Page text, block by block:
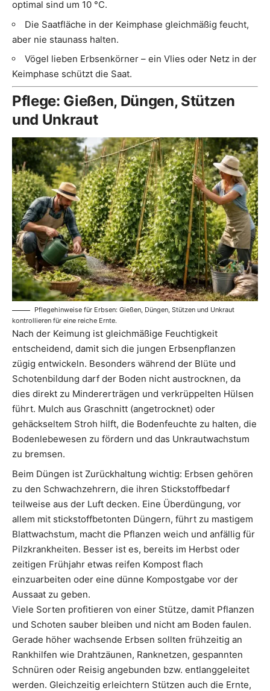
optimal sind um 10 °C.
Die Saatfläche in der Keimphase gleichmäßig feucht,
aber nie staunass halten.
Vögel lieben Erbsenkörner – ein Vlies oder Netz in der
Keimphase schützt die Saat.
Pflege: Gießen, Düngen, Stützen
und Unkraut
Pflegehinweise für Erbsen: Gießen, Düngen, Stützen und Unkraut
kontrollieren für eine reiche Ernte.
Nach der Keimung ist gleichmäßige Feuchtigkeit
entscheidend, damit sich die jungen Erbsenpflanzen
zügig entwickeln. Besonders während der Blüte und
Schotenbildung darf der Boden nicht austrocknen, da
dies direkt zu Mindererträgen und verkrüppelten Hülsen
führt. Mulch aus Graschnitt (angetrocknet) oder
gehäckseltem Stroh hilft, die Bodenfeuchte zu halten, die
Bodenlebewesen zu fördern und das Unkrautwachstum
zu bremsen.
Beim Düngen ist Zurückhaltung wichtig: Erbsen gehören
zu den Schwachzehrern, die ihren Stickstoffbedarf
teilweise aus der Luft decken. Eine Überdüngung, vor
allem mit stickstoffbetonten Düngern, führt zu mastigem
Blattwachstum, macht die Pflanzen weich und anfällig für
Pilzkrankheiten. Besser ist es, bereits im Herbst oder
zeitigen Frühjahr etwas reifen Kompost flach
einzuarbeiten oder eine dünne Kompostgabe vor der
Aussaat zu geben.
Viele Sorten profitieren von einer Stütze, damit Pflanzen
und Schoten sauber bleiben und nicht am Boden faulen.
Gerade höher wachsende Erbsen sollten frühzeitig an
Rankhilfen wie Drahtzäunen, Ranknetzen, gespannten
Schnüren oder Reisig angebunden bzw. entlanggeleitet
werden. Gleichzeitig erleichtern Stützen auch die Ernte,